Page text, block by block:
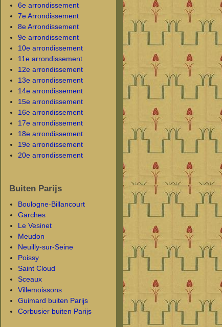
6e arrondissement
7e Arrondissement
8e Arrondissement
9e arrondissement
10e arrondissement
11e arrondissement
12e arrondissement
13e arrondissement
14e arrondissement
15e arrondissement
16e arrondissement
17e arrondissement
18e arrondissement
19e arrondissement
20e arrondissement
Buiten Parijs
Boulogne-Billancourt
Garches
Le Vesinet
Meudon
Neuilly-sur-Seine
Poissy
Saint Cloud
Sceaux
Villemoissons
Guimard buiten Parijs
Corbusier buiten Parijs